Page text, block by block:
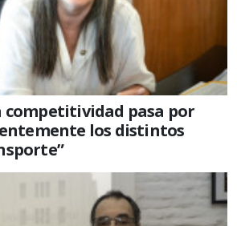
competitividad pasa por
los distintos